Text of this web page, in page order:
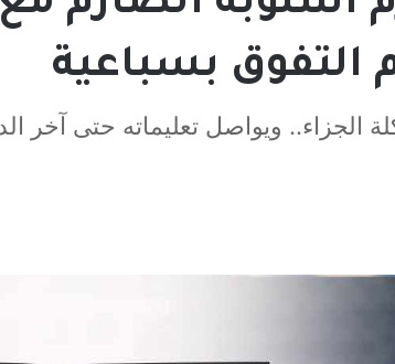
التفوق بسباعية
الجزاء.. ويواصل تعليماته حتى آخر